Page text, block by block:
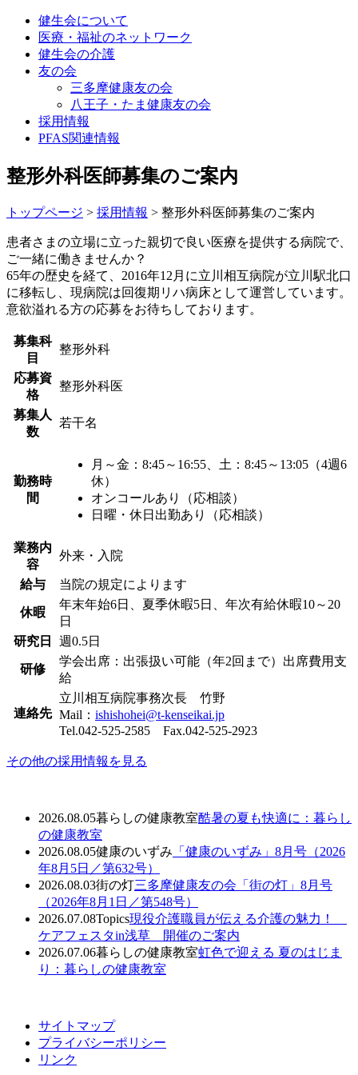
健生会について
医療・福祉のネットワーク
健生会の介護
友の会
三多摩健康友の会
八王子・たま健康友の会
採用情報
PFAS関連情報
整形外科医師募集のご案内
トップページ > 採用情報 > 整形外科医師募集のご案内
患者さまの立場に立った親切で良い医療を提供する病院で、
ご一緒に働きませんか？
65年の歴史を経て、2016年12月に立川相互病院が立川駅北口
に移転し、現病院は回復期リハ病床として運営しています。
意欲溢れる方の応募をお待ちしております。
募集科
目
整形外科
応募資
格
整形外科医
募集人
数
若干名
勤務時
間
月～金：8:45～16:55、土：8:45～13:05（4週6
休）
オンコールあり（応相談）
日曜・休日出勤あり（応相談）
業務内
容
外来・入院
給与 当院の規定によります
休暇
年末年始6日、夏季休暇5日、年次有給休暇10～20
日
研究日
週0.5日
研修
学会出席：出張扱い可能（年2回まで）出席費用支
給
連絡先
立川相互病院事務次長 竹野
Mail： ishishohei@t-kenseikai.jp
Tel.042-525-2585 Fax.042-525-2923
その他の採用情報を見る
2026.08.05暮らしの健康教室酷暑の夏も快適に：暮らし
の健康教室
2026.08.05健康のいずみ 「健康のいずみ」8月号（2026
年8月5日／第632号）
2026.08.03街の灯三多摩健康友の会「街の灯」8月号
（2026年8月1日／第548号）
2026.07.08Topics現役介護職員が伝える介護の魅力！
ケアフェスタin浅草 開催のご案内
2026.07.06暮らしの健康教室虹色で迎える 夏のはじま
り：暮らしの健康教室
サイトマップ
プライバシーポリシー
リンク